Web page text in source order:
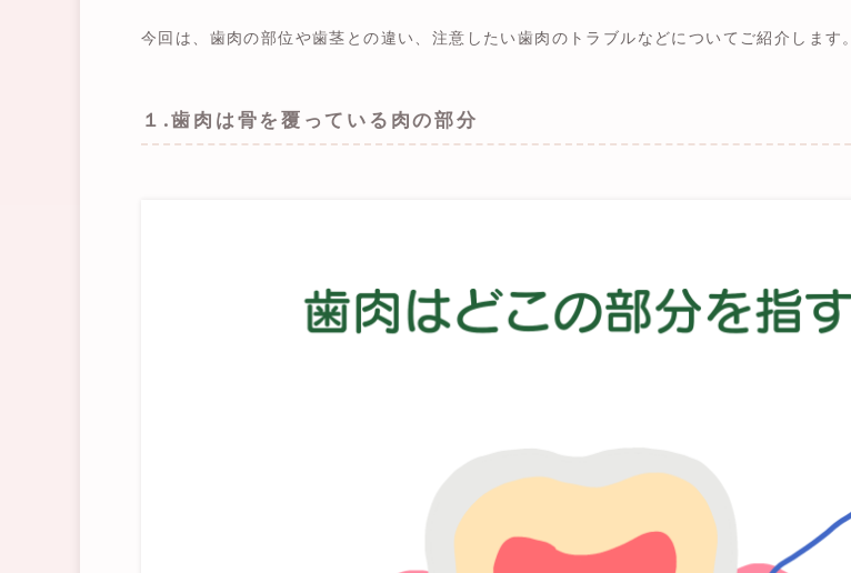
今回は、歯肉の部位や歯茎との違い、注意したい歯肉のトラブルなどについてご紹介します。
１.歯肉は骨を覆っている肉の部分